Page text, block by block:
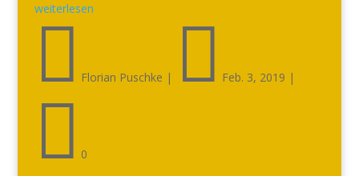
weiterlesen
 Florian Puschke |  Feb. 3, 2019 |
 0